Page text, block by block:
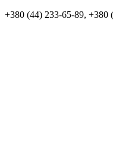
+380 (44) 233-65-89, +380